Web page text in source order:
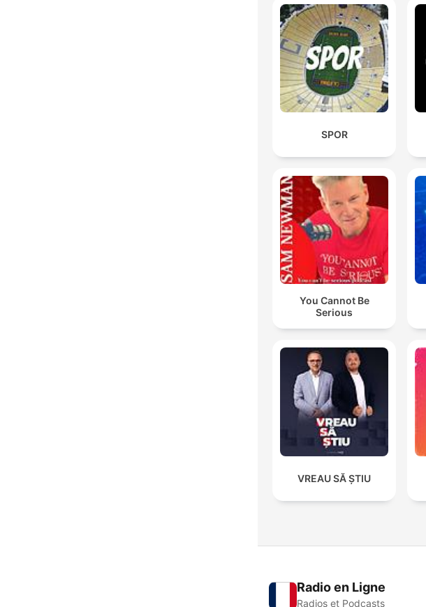
SPOR
You Cannot Be
Serious
VREAU SĂ ȘTIU
Radio en Ligne
Radios et Podcasts